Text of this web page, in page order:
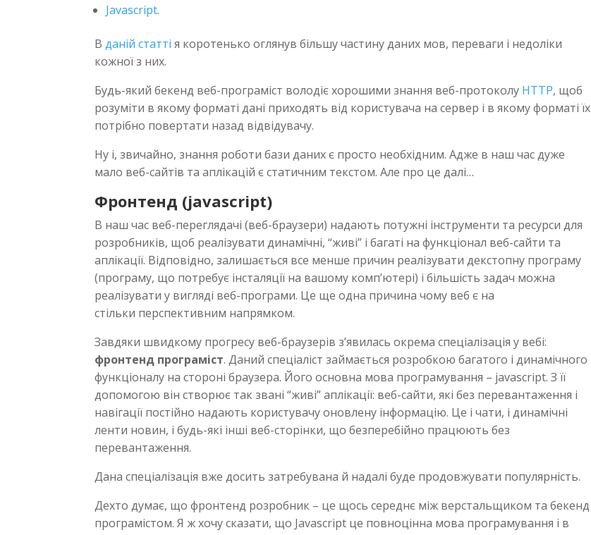
Javascript.
Вданій статті я коротенько оглянув більшу частину даних мов, переваги і недоліки
кожної з них.
Будь-який бекенд веб-програміст володіє хорошими знання веб-протоколу HTTP, щоб
розуміти в якому форматі дані приходять від користувача на сервер і в якому форматі їх
потрібно повертати назад відвідувачу.
Ну і, звичайно, знання роботи бази даних є просто необхідним. Адже в наш час дуже
мало веб-сайтів та аплікацій є статичним текстом. Але про це далі…
Фронтенд (javascript)
В наш час веб-переглядачі (веб-браузери) надають потужні інструменти та ресурси для
розробників, щоб реалізувати динамічні, “живі” і багаті на функціонал веб-сайти та
аплікації. Відповідно, залишається все менше причин реалізувати декстопну програму
(програму, що потребує інсталяції на вашому комп’ютері) і більшість задач можна
реалізувати у вигляді веб-програми. Це ще одна причина чому веб є на
стільки перспективним напрямком.
Завдяки швидкому прогресу веб-браузерів з’явилась окрема спеціалізація у вебі:
фронтенд програміст. Даний спеціаліст займається розробкою багатого і динамічного
функціоналу на стороні браузера. Його основна мова програмування – javascript. З її
допомогою він створює так звані “живі” аплікації: веб-сайти, які без перевантаження і
навігації постійно надають користувачу оновлену інформацію. Це і чати, і динамічні
ленти новин, і будь-які інші веб-сторінки, що безперебійно працюють без
перевантаження.
Дана спеціалізація вже досить затребувана й надалі буде продовжувати популярність.
Дехто думає, що фронтенд розробник – це щось середнє між верстальщиком та бекенд
програмістом. Я ж хочу сказати, що Javascript це повноцінна мова програмування і в